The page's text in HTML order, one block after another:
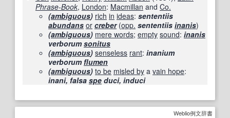
Phrase-Book‎, London: Macmillan and Co.
(ambiguous) rich in ideas: sententiis
abundans or creber(opp. sententiis inanis)
(ambiguous) mere words; empty sound: inanis
verborumsonitus
(ambiguous) senseless rant: inanium
verborumflumen
(ambiguous) to be misled by a vain hope:
inani, falsa spe duci, induci
Weblio例文辞書